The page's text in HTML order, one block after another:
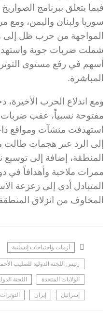
فيما يتعلق ببرنامج
سوريا ولبنان واليمن، ومع
المواجهة من حرب ظل إلى
شملت ضربات جوية
أسهم في رفع مستوى
المباشرة.
ومع اندلاع الحرب
مفتوحة نسبياً، عقب
استهدفت منشآت ومواقع
إلى الرد عبر هجمات طالت
المنطقة، إضافة إلى
ممرات ملاحية وأهدافاً في
المتبادل أدى إلى زعزعة
المخاوف من انزلاق
أزمات واحتياجات إنسانية
رئيس اللجنة الدولية للصليب
الولايات المتحدة اللجنة
إسرائيل إيران